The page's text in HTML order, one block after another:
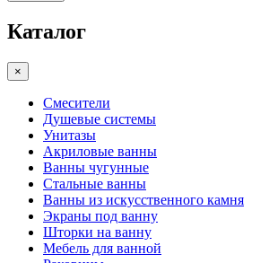
Каталог
×
Смесители
Душевые системы
Унитазы
Акриловые ванны
Ванны чугунные
Стальные ванны
Ванны из искусственного камня
Экраны под ванну
Шторки на ванну
Мебель для ванной